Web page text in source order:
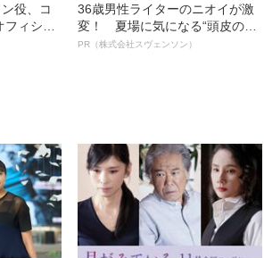
役、コ
ィシャ
了した
36歳男性ライターのニオイが激
変！ 夏場に気になる“頭皮のニ
オイ”や“ベタつき”を解消す
PR（株式会社スヴェンソン）